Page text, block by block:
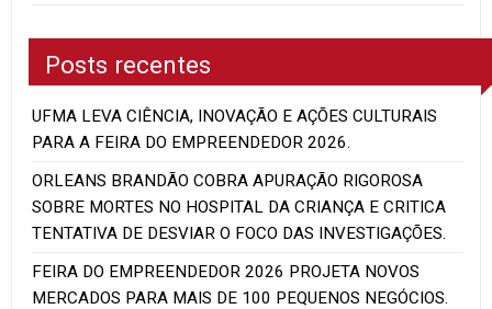
Posts recentes
UFMA LEVA CIÊNCIA, INOVAÇÃO E AÇÕES CULTURAIS
PARA A FEIRA DO EMPREENDEDOR 2026.
ORLEANS BRANDÃO COBRA APURAÇÃO RIGOROSA
SOBRE MORTES NO HOSPITAL DA CRIANÇA E CRITICA
TENTATIVA DE DESVIAR O FOCO DAS INVESTIGAÇÕES.
FEIRA DO EMPREENDEDOR 2026 PROJETA NOVOS
MERCADOS PARA MAIS DE 100 PEQUENOS NEGÓCIOS.